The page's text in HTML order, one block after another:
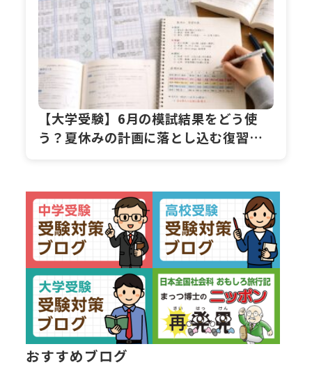
【大学受験】6月の模試結果をどう使
う？夏休みの計画に落とし込む復習ス
おすすめブログ